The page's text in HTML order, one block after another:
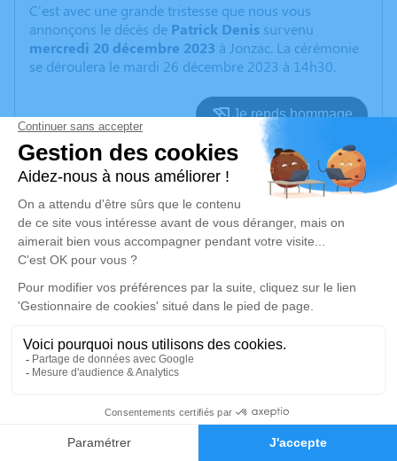
Faire-part Hommages
C'est avec une grande tristesse que nous vous
annonçons le décès de Patrick Denis survenu
mercredi 20 décembre 2023 à Jonzac. La cérémonie
se déroulera le mardi 26 décembre 2023 à 14h30.
Je rends hommage
Cérémonie religieuse
Église Notre Dame de l'Assomption de
Bussac-Forêt
17210 Bussac-Forêt
Je rends hommage
Déroulé des obsèques